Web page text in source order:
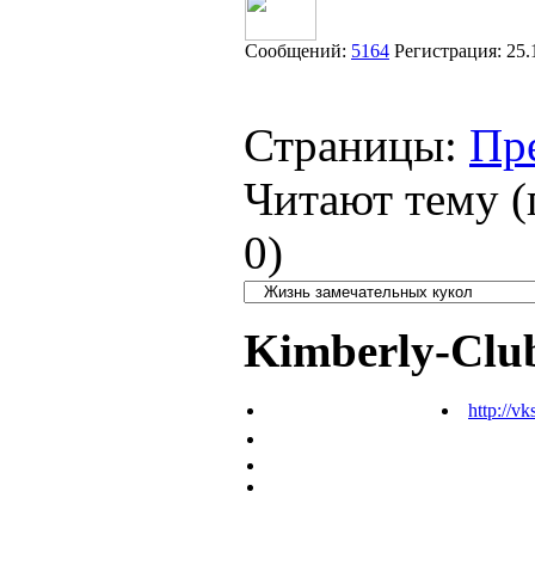
Сообщений: 5164 Регистрация:
Страницы:
Читают тему
0)
Kimberly-
http://